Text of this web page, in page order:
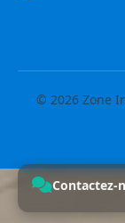
© 2026 Zone
Contactez-